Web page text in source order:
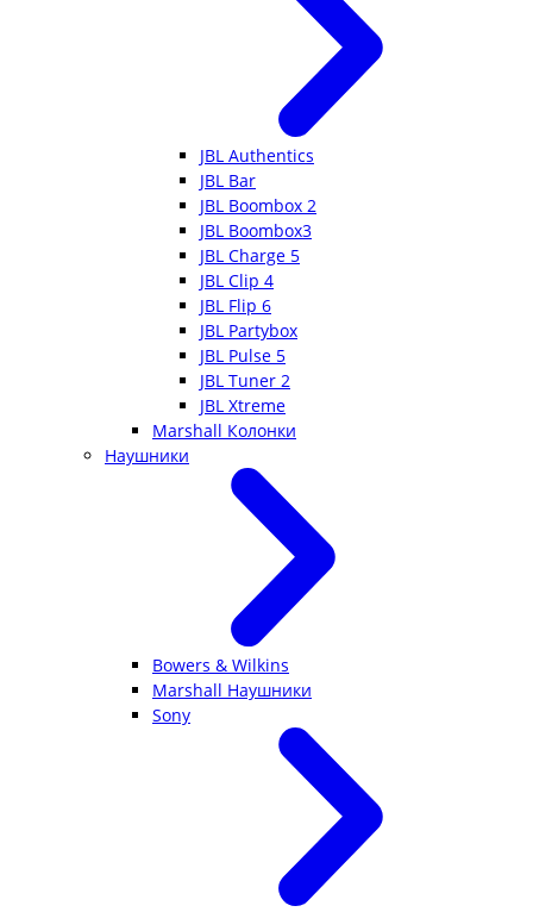
JBL Authentics
JBL Bar
JBL Boombox 2
JBL Boombox3
JBL Charge 5
JBL Clip 4
JBL Flip 6
JBL Partybox
JBL Pulse 5
JBL Tuner 2
JBL Xtreme
Marshall Колонки
Наушники
Bowers & Wilkins
Marshall Наушники
Sony